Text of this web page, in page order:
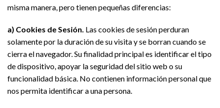
misma manera, pero tienen pequeñas diferencias:
a) Cookies de Sesión. Las cookies de sesión perduran
solamente por la duración de su visita y se borran cuando se
cierra el navegador. Su finalidad principal es identificar el tipo
de dispositivo, apoyar la seguridad del sitio web o su
funcionalidad básica. No contienen información personal que
nos permita identificar a una persona.